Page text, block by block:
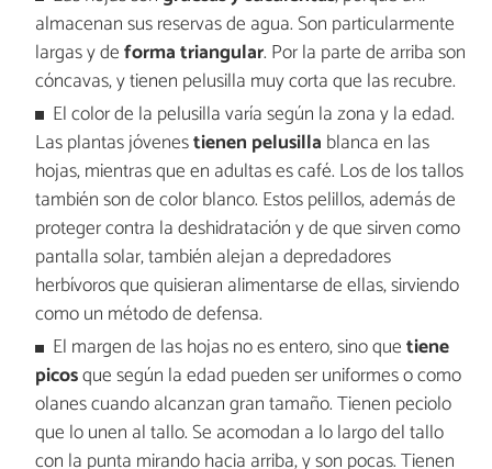
almacenan sus reservas de agua. Son particularmente
largas y deforma triangular. Por la parte de arriba son
cóncavas, y tienen pelusilla muy corta que las recubre.
El color de la pelusilla varía según la zona y la edad.
Las plantas jóvenestienen pelusilla blanca en las
hojas, mientras que en adultas es café. Los de los tallos
también son de color blanco. Estos pelillos, además de
proteger contra la deshidratación y de que sirven como
pantalla solar, también alejan a depredadores
herbívoros que quisieran alimentarse de ellas, sirviendo
como un método de defensa.
El margen de las hojas no es entero, sino quetiene
picosque según la edad pueden ser uniformes o como
olanes cuando alcanzan gran tamaño. Tienen peciolo
que lo unen al tallo. Se acomodan a lo largo del tallo
con la punta mirando hacia arriba, y son pocas. Tienen